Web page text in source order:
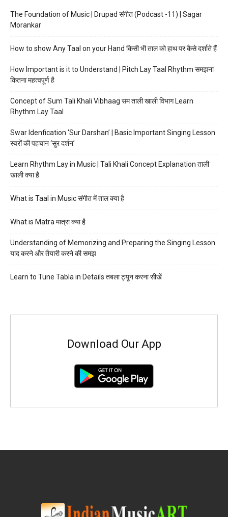
The Foundation of Music | Drupad संगीत (Podcast -11) | Sagar
Morankar
How to show Any Taal on your Hand किसी भी ताल को हाथ पर कैसे दर्शाते हैं
How Important is it to Understand | Pitch Lay Taal Rhythm समझना
कितना महत्वपूर्ण है
Concept of Sum Tali Khali Vibhaag सम ताली खाली विभाग Learn
Rhythm Lay Taal
Swar Idenfication ‘Sur Darshan’ | Basic Important Singing Lesson
स्वरों की पहचान ‘सुर दर्शन’
Learn Rhythm Lay in Music | Tali Khali Concept Explanation ताली
खाली क्या है
What is Taal in Music संगीत में ताल क्या है
What is Matra मात्रा क्या है
Understanding of Memorizing and Preparing the Singing Lesson
याद करने और तैयारी करने की समझ
Learn to Tune Tabla in Details तबला ट्यून करना सीखें
Download Our App